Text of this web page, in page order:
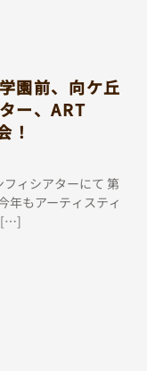
園前、向ケ丘
ー、ART
！
ィシアターにて 第
もアーティスティ
[…]